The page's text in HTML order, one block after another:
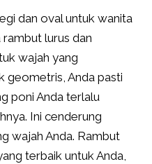
dan oval untuk wanita
lurus dan
wajah yang
geometris, Anda pasti
poni Anda terlalu
Ini cenderung
wajah Anda. Rambut
terbaik untuk Anda,